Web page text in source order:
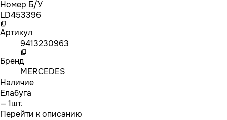
Номер Б/У
LD453396
Артикул
9413230963
Бренд
MERCEDES
Наличие
Елабуга
— 1шт.
Перейти к описанию